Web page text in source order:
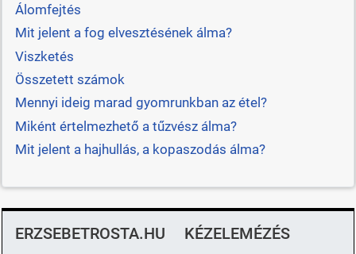
Álomfejtés
Mit jelent a fog elvesztésének álma?
Viszketés
Összetett számok
Mennyi ideig marad gyomrunkban az étel?
Miként értelmezhető a tűzvész álma?
Mit jelent a hajhullás, a kopaszodás álma?
ERZSEBETROSTA.HU KÉZELEMÉZÉS